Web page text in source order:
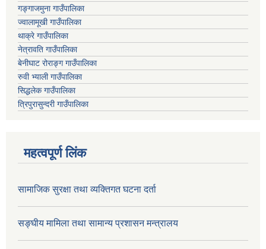
गङ्गाजमुना गाउँपालिका
ज्वालामूखी गाउँपालिका
थाक्रे गाउँपालिका
नेत्रावति गाउँपालिका
बेनीघाट रोराङ्ग गाउँपालिका
रुवी भ्याली गाउँपालिका
सिद्धलेक गाउँपालिका
त्रिपुरासुन्दरी गाउँपालिका
महत्वपूर्ण लिंक
सामाजिक सुरक्षा तथा व्यक्तिगत घटना दर्ता
सङ्घीय मामिला तथा सामान्य प्रशासन मन्त्रालय